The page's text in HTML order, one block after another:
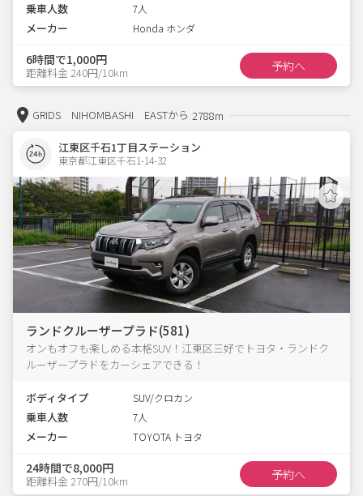
乗車人数 7人
メーカー Honda ホンダ
6時間で1,000円
距離料金 240円/10km 予約へ
GRIDS NIHOMBASHI EASTから 2788m
江東区千石1丁目ステーション
東京都江東区千石1-14-32
ランドクルーザープラド(581)
オンもオフも楽しめる本格SUV！江東区三好でトヨタ・ランドク
ルーザープラドをカーシェアできる！
ボディタイプ SUV/クロカン
乗車人数 7人
メーカー TOYOTA トヨタ
24時間で8,000円
距離料金 270円/10km 予約へ